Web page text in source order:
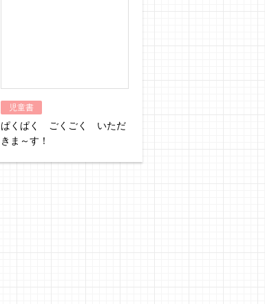
児童書
ぱくぱく ごくごく いただ
きま～す！